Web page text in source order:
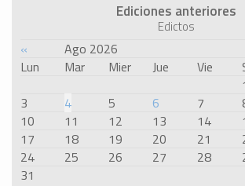
Ediciones anteriores
Edictos
« Ago 2026
Lun
Mar Mier Jue Vie
3
4 5 6 7
10
11 12 13 14
17
18 19 20 21
24
25 26 27 28
31